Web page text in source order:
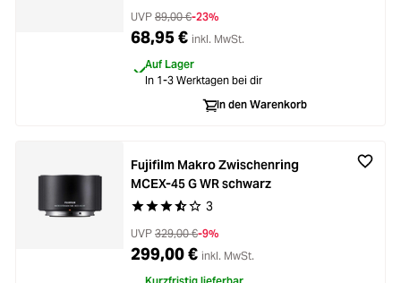
UVP 89,00 €-23%
68,95 € inkl. MwSt.
Auf Lager
In 1-3 Werktagen bei dir
In den Warenkorb
Durchschnittliche Bewertung von 3.3 von 5
3
Fujifilm Makro Zwischenring
MCEX-45 G WR schwarz
UVP 329,00 €-9%
299,00 € inkl. MwSt.